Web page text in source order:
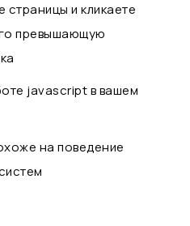
страницы и кликаете
превышающую
javascript в вашем
на поведение